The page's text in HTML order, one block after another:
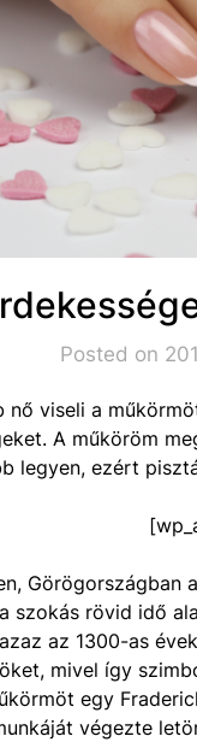
Posted on
nő viseli a
A műköröm
legyen, ezért
Görögországban
szokás rövid idő
az 1300-as
mivel így
egy
végezte